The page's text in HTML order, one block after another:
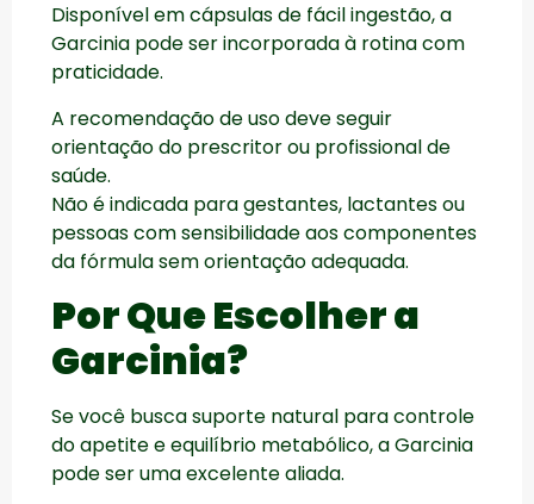
Disponível em cápsulas de fácil ingestão, a
Garcinia pode ser incorporada à rotina com
praticidade.
A recomendação de uso deve seguir
orientação do prescritor ou profissional de
saúde.
Não é indicada para gestantes, lactantes ou
pessoas com sensibilidade aos componentes
da fórmula sem orientação adequada.
Por Que Escolher a
Garcinia?
Se você busca suporte natural para controle
do apetite e equilíbrio metabólico, a Garcinia
pode ser uma excelente aliada.